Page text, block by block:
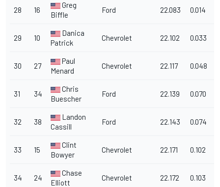
28 16
Greg
Biffle
Ford 22.083 0.014
29 10
Danica
Patrick
Chevrolet 22.102 0.033
30 27
Paul
Menard
Chevrolet 22.117 0.048
31 34
Chris
Buescher
Ford 22.139 0.070
32 38
Landon
Cassill
Ford 22.143 0.074
33 15
Clint
Bowyer
Chevrolet 22.171 0.102
34 24
Chase
Elliott
Chevrolet 22.172 0.103